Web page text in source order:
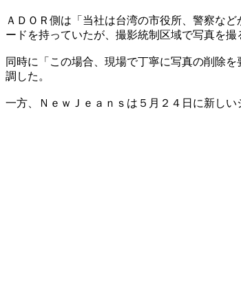
ＡＤＯＲ側は「当社は台湾の市役所、警察な
ードを持っていたが、撮影統制区域で写真を撮
同時に「この場合、現場で丁寧に写真の削除
調した。
一方、ＮｅｗＪｅａｎｓは５月２４日に新し